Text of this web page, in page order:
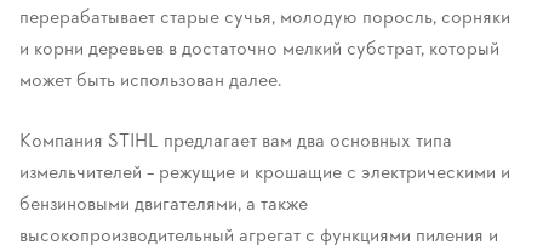
перерабатывает старые сучья, молодую поросль, сорняки
и корни деревьев в достаточно мелкий субстрат, который
может быть использован далее.
Компания STIHL предлагает вам два основных типа
измельчителей – режущие и крошащие с электрическими и
бензиновыми двигателями, а также
высокопроизводительный агрегат с функциями пиления и